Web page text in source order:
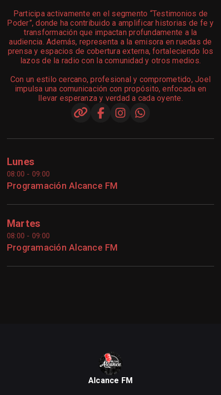
Participa activamente en el segmento “Testimonios de
Poder”, donde ha contribuido a amplificar historias de fe y
transformación que impactan profundamente a la
audiencia. Además, representa a la emisora en ruedas de
prensa y espacios de cobertura externa, fortaleciendo los
lazos de la radio con la comunidad y otros medios.
Con un estilo cercano, profesional y comprometido, Joel
impulsa una comunicación con propósito, enfocada en
llevar esperanza y verdad a cada oyente.
Lunes
08:00 - 09:00
Programación Alcance FM
Martes
08:00 - 09:00
Programación Alcance FM
Alcance FM